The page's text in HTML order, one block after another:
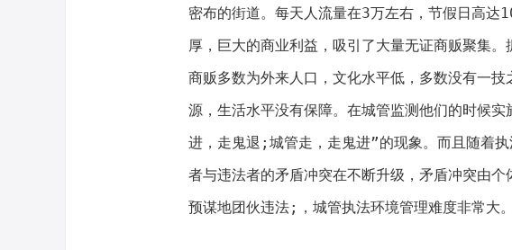
密布的街道。每天人流量在3万左右，节假日高达
厚，巨大的商业利益，吸引了大量无证商贩聚集
商贩多数为外来人口，文化水平低，多数没有一
源，生活水平没有保障。在城管监测他们的时候
进，走鬼退;城管走，走鬼进”的现象。而且随着
者与违法者的矛盾冲突在不断升级，矛盾冲突由
预谋地团伙违法;，城管执法环境管理难度非常大。